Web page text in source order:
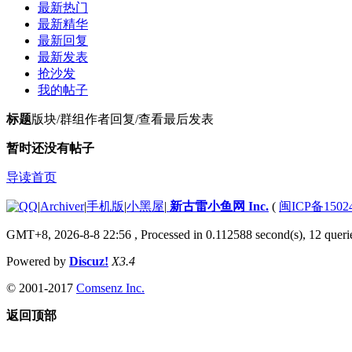
最新热门
最新精华
最新回复
最新发表
抢沙发
我的帖子
标题版块/群组作者回复/查看最后发表
暂时还没有帖子
导读首页
|Archiver|手机版|小黑屋| 新古雷小鱼网 Inc. ( 闽ICP备
GMT+8, 2026-8-8 22:56 , Processed in 0.112588 second(s), 12
Powered by Discuz! X3.4
© 2001-2017 Comsenz Inc.
返回顶部